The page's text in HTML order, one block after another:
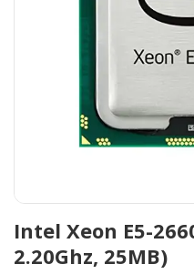
Intel Xeon E5-
2.20Ghz, 25MB)